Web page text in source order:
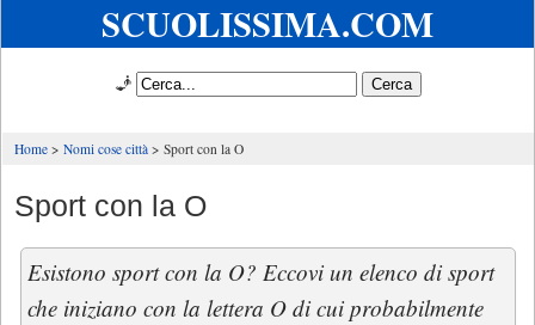
SCUOLISSIMA.COM
🧞
Home Nomi cose città Sport con la O
Sport con la O
Esistono sport con la O? Eccovi un elenco di sport
che iniziano con la lettera O di cui probabilmente